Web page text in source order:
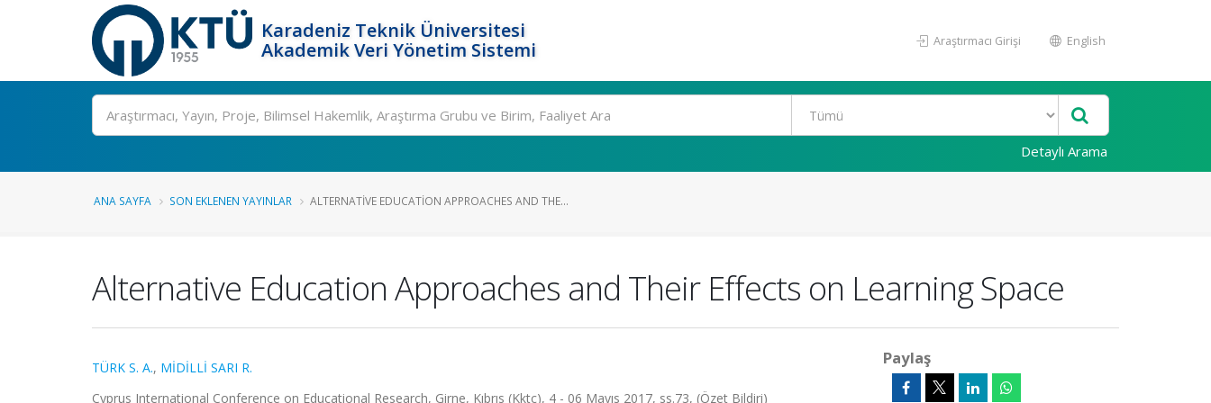
Karadeniz Teknik Üniversitesi
Akademik Veri Yönetim Sistemi
Araştırmacı Girişi English
Ara
Detaylı Arama
ANA SAYFA SON EKLENEN YAYINLAR ALTERNATIVE EDUCATION APPROACHES AND THE...
Alternative Education Approaches and Their Effects on Learning Space
TÜRK S. A., MİDİLLİ SARI R.
Cyprus International Conference on Educational Research, Girne, Kıbrıs (Kktc), 4 - 06 Mayıs 2017, ss.73, (Özet Bildiri)
Paylaş